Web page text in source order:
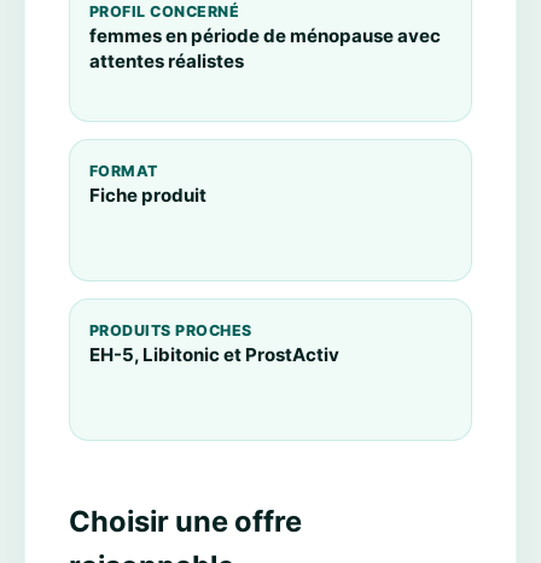
PROFIL CONCERNÉ
femmes en période de ménopause avec
attentes réalistes
FORMAT
Fiche produit
PRODUITS PROCHES
EH-5, Libitonic et ProstActiv
Choisir une offre